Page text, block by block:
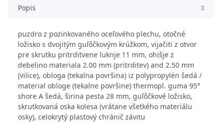
Popis
puzdro z pozinkovaného oceľového plechu, otočné
ložisko s dvojitým guľôčkovým krúžkom, vijačiti z otvor
pre skrutku pritrditvene luknje 11 mm, ohišje z
debelino materiala 2.00 mm (pritrditev) and 2.50 mm
(vilice), obloga (tekalna površina) iz polypropylén šedá /
material obloge (tekalne površine) thermopl. guma 95°
shore A šedá, širina pesta 28 mm, guľôčkové ložisko,
skrutkovaná oska kolesa (vrátane všetkého materiálu
osky), celokrytý plastový chránič závitu